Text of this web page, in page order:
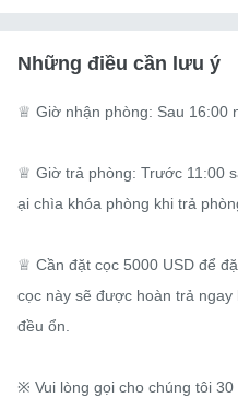
Những điều cần lưu ý
♕ Giờ nhận phòng: Sau 16:00
♕ Giờ trả phòng: Trước 11:00
ại chìa khóa phòng khi trả
♕ Cần đặt cọc 5000 USD để
cọc này sẽ được hoàn trả
đều ổn.
※ Vui lòng gọi cho chúng tôi